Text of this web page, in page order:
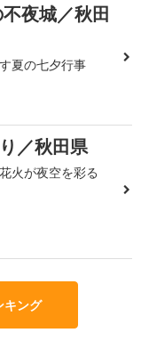
夜城／秋田
夏の七夕行事
／秋田県
火が夜空を彩る
キング